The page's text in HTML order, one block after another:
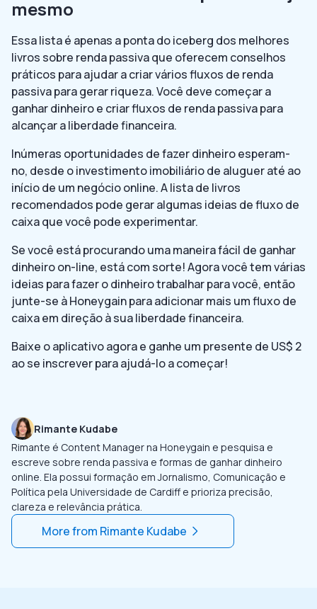
mesmo
Essa lista é apenas a ponta do iceberg dos melhores
livros sobre renda passiva que oferecem conselhos
práticos para ajudar a criar vários fluxos de renda
passiva para gerar riqueza. Você deve começar a
ganhar dinheiro e criar fluxos de renda passiva para
alcançar a liberdade financeira.
Inúmeras oportunidades de fazer dinheiro esperam-
no, desde o investimento imobiliário de aluguer até ao
início de um negócio online. A lista de livros
recomendados pode gerar algumas ideias de fluxo de
caixa que você pode experimentar.
Se você está procurando uma maneira fácil de ganhar
dinheiro on-line, está com sorte! Agora você tem várias
ideias para fazer o dinheiro trabalhar para você, então
junte-se à Honeygain para adicionar mais um fluxo de
caixa em direção à sua liberdade financeira.
Baixe o aplicativo agora e ganhe um presente de US$ 2
ao se inscrever para ajudá-lo a começar!
Rimante Kudabe
Rimante é Content Manager na Honeygain e pesquisa e
escreve sobre renda passiva e formas de ganhar dinheiro
online. Ela possui formação em Jornalismo, Comunicação e
Política pela Universidade de Cardiff e prioriza precisão,
clareza e relevância prática.
More from Rimante Kudabe